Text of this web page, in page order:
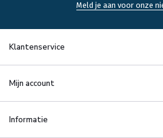
Meld je aan voor onze
Klantenservice
Mijn account
Informatie